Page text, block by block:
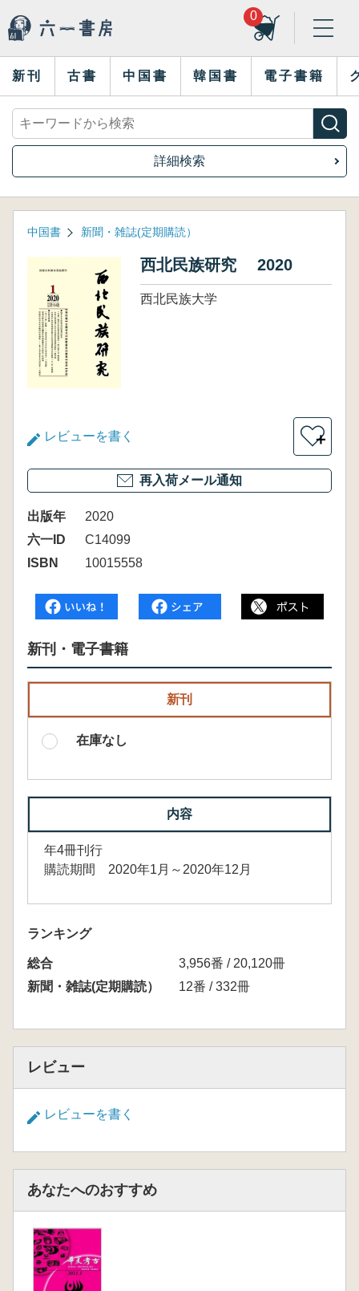
0
新刊 古書 中国書 韓国書 電子書籍
詳細検索
中国書 新聞・雑誌(定期購読）
西北民族研究 2020
西北民族大学
レビューを書く ＋
再入荷メール通知
出版年
2020
六一ID
C14099
ISBN
10015558
新刊・電子書籍
新刊
在庫なし
内容
年4冊刊行
購読期間 2020年1月～2020年12月
ランキング
総合
3,956番 / 20,120冊
新聞・雑誌(定期購読）
12番 / 332冊
レビュー
レビューを書く
あなたへのおすすめ